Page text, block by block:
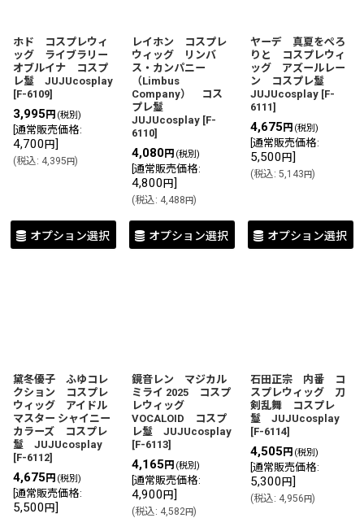
ホド コスプレウィ
ッグ ライブラリー
オブルイナ コスプ
レ鬘 JUJUcosplay
[F-6109]
3,995 円 (税別)
通常販売価格:
4,700 円]
(税込: 4,395円)
オプション選択
レイホン コスプレ
ウィッグ リンバ
ス・カンパニー
（Limbus
Company） コス
プレ鬘
JUJUcosplay [F-
6110]
4,080円 (税別)
通常販売価格:
4,800 円]
(税込: 4,488円)
オプション選択
ヤーデ 真夏をぺろ
りと コスプレウィ
ッグ アズールレー
ン コスプレ鬘
JUJUcosplay [F-
6111]
4,675 円 (税別)
通常販売価格:
5,500 円]
(税込: 5,143円)
オプション選択
黛冬優子 ふゆコレ
クション コスプレ
ウィッグ アイドル
マスター シャイニー
カラーズ コスプレ
鬘 JUJUcosplay
[F-6112]
4,675 円 (税別)
通常販売価格:
5,500 円]
鏡音レン マジカル
ミライ 2025 コスプ
レウィッグ
VOCALOID コスプ
レ鬘 JUJUcosplay
[F-6113]
4,165 円 (税別)
通常販売価格:
4,900 円]
(税込: 4,582円)
石田正宗 内番 コ
スプレウィッグ 刀
剣乱舞 コスプレ
鬘 JUJUcosplay
[F-6114]
4,505 円 (税別)
通常販売価格:
5,300 円]
(税込: 4,956円)